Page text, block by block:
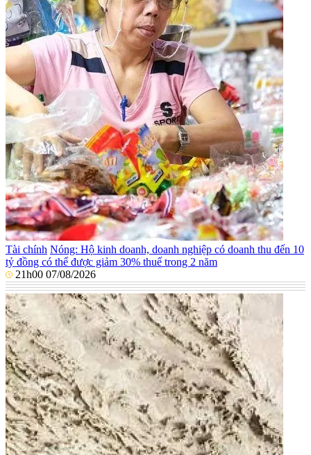
Tài chính Nóng: Hộ kinh doanh, doanh nghiệp có doanh thu đến 10
tỷ đồng có thể được giảm 30% thuế trong 2 năm
21h00 07/08/2026